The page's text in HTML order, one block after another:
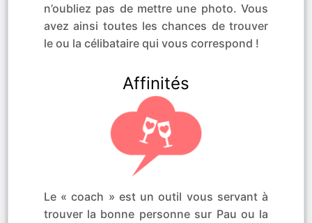
n’oubliez pas de mettre une photo. Vous
avez ainsi toutes les chances de trouver
le ou la célibataire qui vous correspond !
Affinités
Le « coach » est un outil vous servant à
trouver la bonne personne sur Pau ou la